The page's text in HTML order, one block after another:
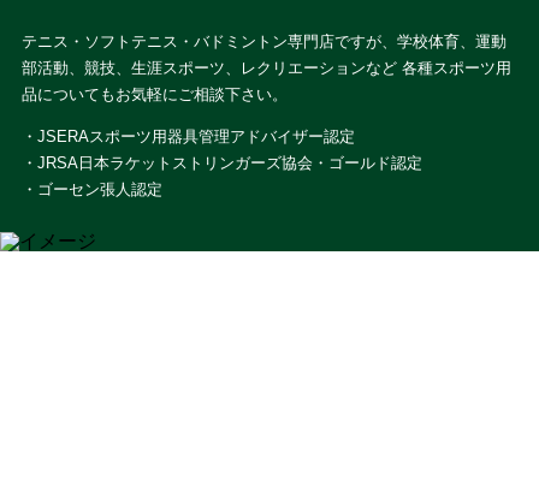
テニス・ソフトテニス・バドミントン専門店ですが、学校体育、運動
部活動、競技、生涯スポーツ、レクリエーションなど 各種スポーツ用
品についてもお気軽にご相談下さい。
・JSERAスポーツ用器具管理アドバイザー認定
・JRSA日本ラケットストリンガーズ協会・ゴールド認定
・ゴーセン張人認定